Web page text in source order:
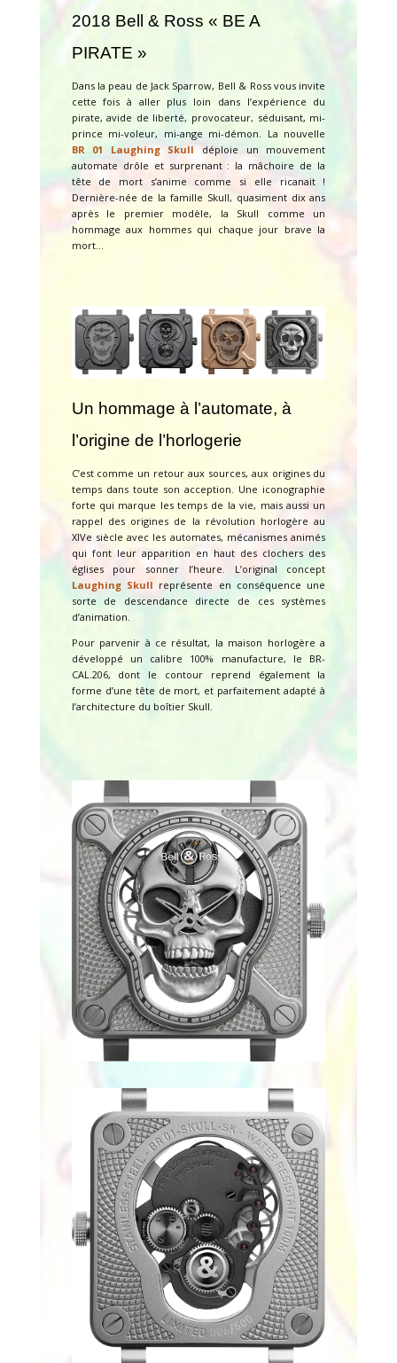
2018 Bell & Ross « BE A
PIRATE »
Dans la peau de Jack Sparrow, Bell & Ross vous invite
cette fois à aller plus loin dans l’expérience du
pirate, avide de liberté, provocateur, séduisant, mi-
prince mi-voleur, mi-ange mi-démon. La nouvelle
BR 01 Laughing Skull
déploie un mouvement
automate drôle et surprenant : la mâchoire de la
tête de mort s’anime comme si elle ricanait !
Dernière-née de la famille Skull, quasiment dix ans
après le premier modèle, la Skull comme un
hommage aux hommes qui chaque jour brave la
mort…
Un hommage à l’automate, à
l’origine de l’horlogerie
C’est comme un retour aux sources, aux origines du
temps dans toute son acception. Une iconographie
forte qui marque les temps de la vie, mais aussi un
rappel des origines de la révolution horlogère au
XIVe siècle avec les automates, mécanismes animés
qui font leur apparition en haut des clochers des
églises pour sonner l’heure. L’original concept
Laughing Skull représente en conséquence une
sorte de descendance directe de ces systèmes
d’animation.
Pour parvenir à ce résultat, la maison horlogère a
développé un calibre 100% manufacture, le BR-
CAL.206, dont le contour reprend également la
forme d’une tête de mort, et parfaitement adapté à
l’architecture du boîtier Skull.